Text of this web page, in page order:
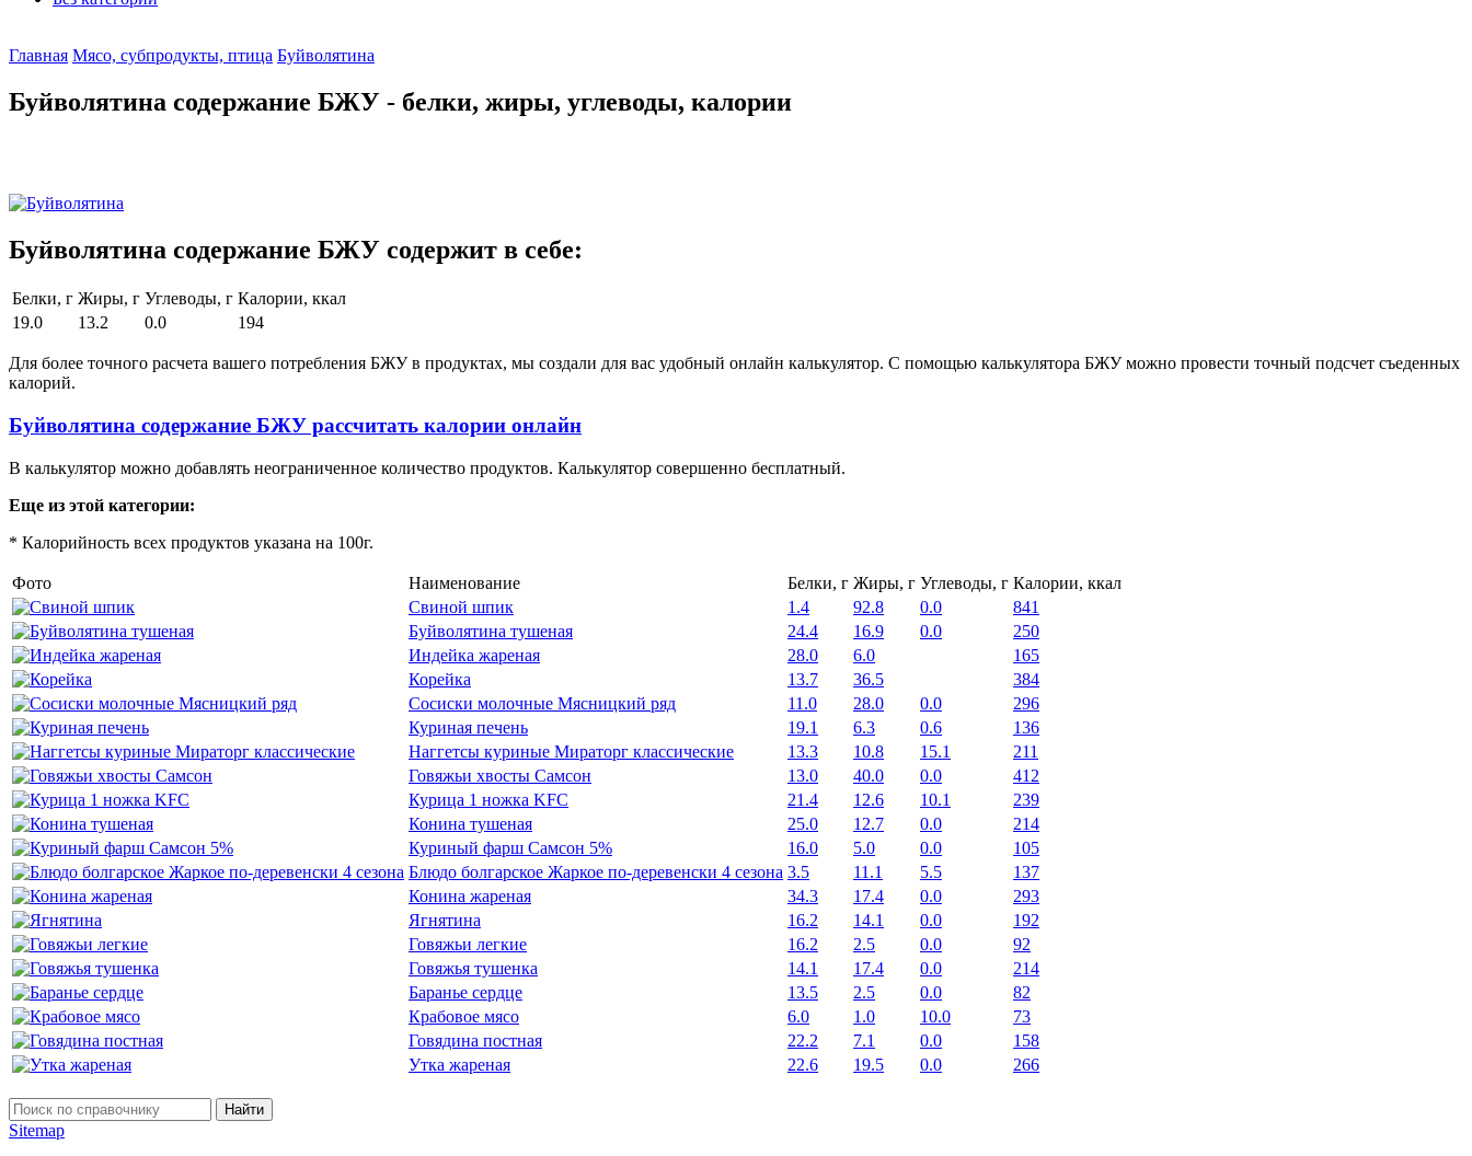
Главная Мясо, субпродукты, птица Буйволятина
Буйволятина содержание БЖУ - белки, жиры, углеводы, калории
Буйволятина содержание БЖУ содержит в себе:
Белки, г Жиры, г Углеводы, г Калории, ккал
19.0
13.2 0.0 194
Для более точного расчета вашего потребления БЖУ в продуктах, мы создали для вас удобный онлайн калькулятор. С помощью калькулятора БЖУ можно провести точный подсчет съеденных
калорий.
Буйволятина содержание БЖУ рассчитать калории онлайн
В калькулятор можно добавлять неограниченное количество продуктов. Калькулятор совершенно бесплатный.
Еще из этой категории:
* Калорийность всех продуктов указана на 100г.
Фото Наименование Белки, г Жиры, г Углеводы, г Калории, ккал
Свиной шпик
1.4 92.8 0.0
841
Буйволятина тушеная
24.4 16.9 0.0
250
Индейка жареная
28.0 6.0
165
Корейка
13.7 36.5
384
Сосиски молочные Мясницкий ряд
11.0 28.0 0.0
296
Куриная печень
19.1 6.3 0.6
136
Наггетсы куриные Мираторг классические
13.3 10.8 15.1
211
Говяжьи хвосты Самсон
13.0 40.0 0.0
412
Курица 1 ножка KFC
21.4 12.6 10.1
239
Конина тушеная
25.0 12.7 0.0
214
Куриный фарш Самсон 5%
16.0 5.0 0.0
105
Блюдо болгарское Жаркое по-деревенски 4 сезона 3.5 11.1 5.5
137
Конина жареная
34.3 17.4 0.0
293
Ягнятина
16.2 14.1 0.0
192
Говяжьи легкие
16.2 2.5 0.0
92
Говяжья тушенка
14.1 17.4 0.0
214
Баранье сердце
13.5 2.5 0.0
82
Крабовое мясо
6.0 1.0 10.0
73
Говядина постная
22.2 7.1 0.0
158
Утка жареная
22.6 19.5 0.0 266
Найти
Sitemap